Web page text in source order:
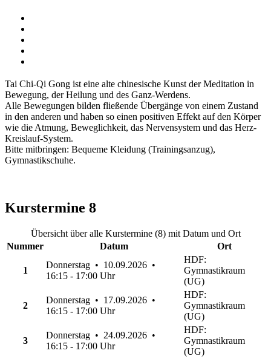
Tai Chi-Qi Gong ist eine alte chinesische Kunst der Meditation in
Bewegung, der Heilung und des Ganz-Werdens.
Alle Bewegungen bilden fließende Übergänge von einem Zustand
in den anderen und haben so einen positiven Effekt auf den Körper
wie die Atmung, Beweglichkeit, das Nervensystem und das Herz-
Kreislauf-System.
Bitte mitbringen: Bequeme Kleidung (Trainingsanzug),
Gymnastikschuhe.
Kurstermine 8
Übersicht über alle Kurstermine (8) mit Datum und Ort
Nummer
Datum Ort
1
Donnerstag • 10.09.2026 •
16:15 - 17:00 Uhr
HDF:
Gymnastikraum
(UG)
2
Donnerstag • 17.09.2026 •
16:15 - 17:00 Uhr
HDF:
Gymnastikraum
(UG)
3
Donnerstag • 24.09.2026 •
16:15 - 17:00 Uhr
HDF:
Gymnastikraum
(UG)